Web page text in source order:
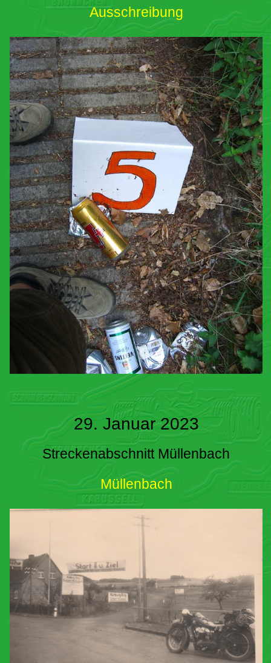
Ausschreibung
29. Januar 2023
Streckenabschnitt Müllenbach
Müllenbach